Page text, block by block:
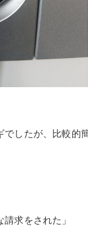
でしたが、比較的
求をされた」